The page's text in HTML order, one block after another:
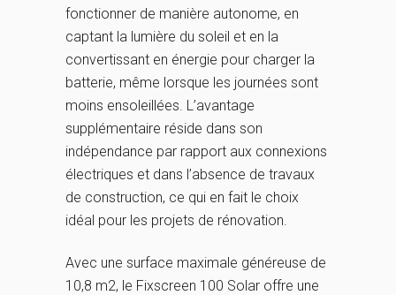
fonctionner de manière autonome, en
captant la lumière du soleil et en la
convertissant en énergie pour charger la
batterie, même lorsque les journées sont
moins ensoleillées. L’avantage
supplémentaire réside dans son
indépendance par rapport aux connexions
électriques et dans l’absence de travaux
de construction, ce qui en fait le choix
idéal pour les projets de rénovation.
Avec une surface maximale généreuse de
10,8 m2, le Fixscreen 100 Solar offre une